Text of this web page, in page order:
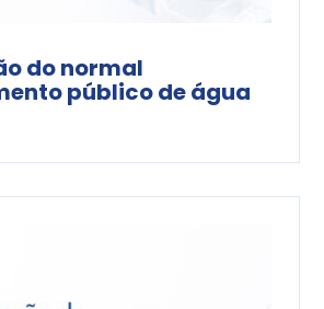
do normal
público de água